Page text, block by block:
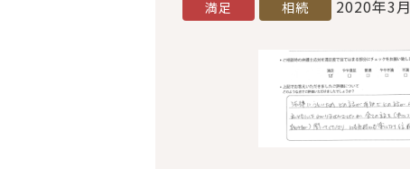
満足 相続 2020年3月